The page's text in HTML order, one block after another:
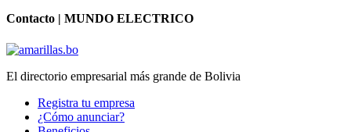
Contacto | MUNDO ELECTRICO
El directorio empresarial más grande de Bolivia
Registra tu empresa
¿Cómo anunciar?